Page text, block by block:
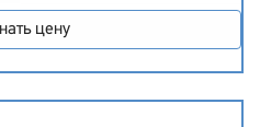
цену